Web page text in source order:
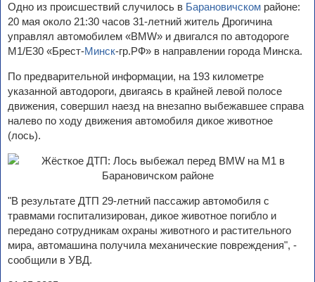
Одно из происшествий случилось в Барановичском районе:
20 мая около 21:30 часов 31-летний житель Дрогичина
управлял автомобилем «BMW» и двигался по автодороге
М1/Е30 «Брест-Минск-гр.РФ» в направлении города Минска.
По предварительной информации, на 193 километре
указанной автодороги, двигаясь в крайней левой полосе
движения, совершил наезд на внезапно выбежавшее справа
налево по ходу движения автомобиля дикое животное
(лось).
"В результате ДТП 29-летний пассажир автомобиля с
травмами госпитализирован, дикое животное погибло и
передано сотрудникам охраны животного и растительного
мира, автомашина получила механические повреждения", -
сообщили в УВД.